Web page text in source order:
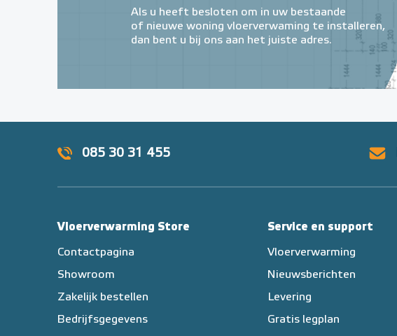
Als u heeft besloten om in uw bestaande
of nieuwe woning vloerverwaming te installeren,
dan bent u bij ons aan het juiste adres.
085 30 31 455
Vloerverwarming Store
Contactpagina
Showroom
Zakelijk bestellen
Bedrijfsgegevens
Service en support
Vloerverwarming
Nieuwsberichten
Levering
Gratis legplan